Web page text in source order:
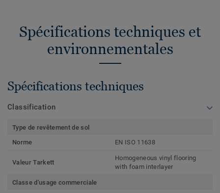
Spécifications techniques et
environnementales
Spécifications techniques
Classification
Type de revêtement de sol
Norme
EN ISO 11638
Valeur Tarkett
Homogeneous vinyl flooring
with foam interlayer
Classe d'usage commerciale